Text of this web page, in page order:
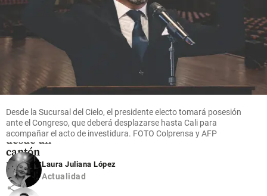
Colombia
Así será la
inédita
posesión
de De la
Espriella:
discurso
será
desde un
cantón
militar
share
Desde la Sucursal del Cielo, el presidente electo tomará posesión
ante el Congreso, que deberá desplazarse hasta Cali para
acompañar el acto de investidura. FOTO Colprensa y AFP
Laura Juliana López
Actualidad